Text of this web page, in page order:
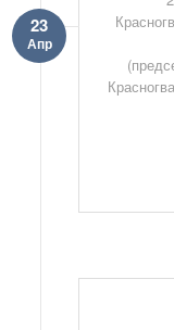
23
Апр